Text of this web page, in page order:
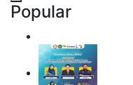
Popular